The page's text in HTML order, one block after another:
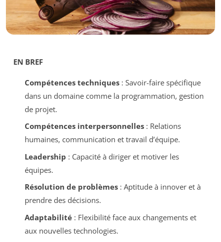
EN BREF
Compétences techniques: Savoir-faire spécifique
dans un domaine comme la programmation, gestion
de projet.
Compétences interpersonnelles: Relations
humaines, communication et travail d’équipe.
Leadership : Capacité à diriger et motiver les
équipes.
Résolution de problèmes: Aptitude à innover et à
prendre des décisions.
Adaptabilité: Flexibilité face aux changements et
aux nouvelles technologies.